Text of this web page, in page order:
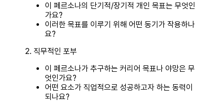
이 페르소나의 단기적/장기적 개인 목표는 무엇인
가요?
이러한 목표를 이루기 위해 어떤 동기가 작용하나
요?
2. 직무적인 포부
이 페르소나가 추구하는 커리어 목표나 야망은 무
엇인가요?
어떤 요소가 직업적으로 성공하고자 하는 동력이
되나요?